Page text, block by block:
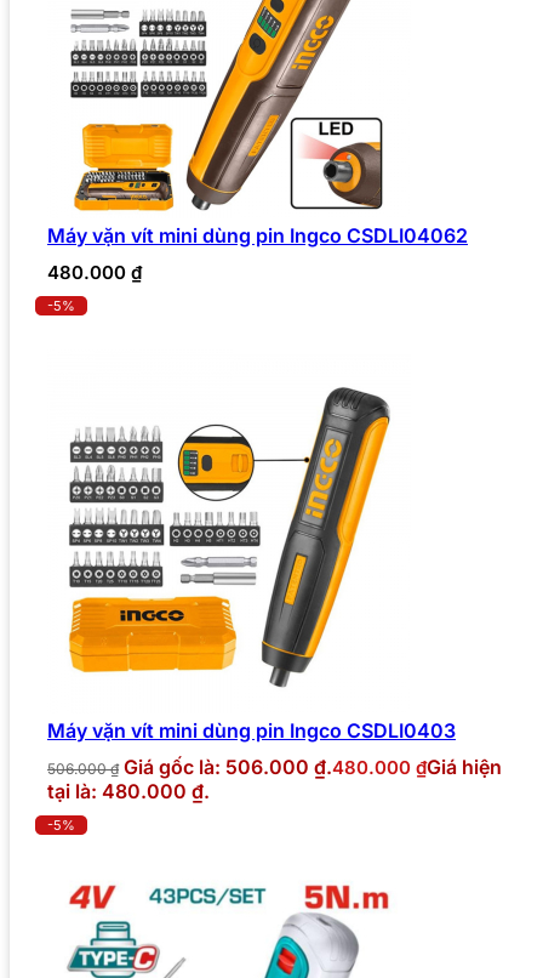
Máy vặn vít mini dùng pin Ingco CSDLI04062
480.000 ₫
-5%
Máy vặn vít mini dùng pin Ingco CSDLI0403
506.000₫ Giá gốc là: 506.000 ₫.480.000 ₫Giá hiện
tại là: 480.000 ₫.
-5%